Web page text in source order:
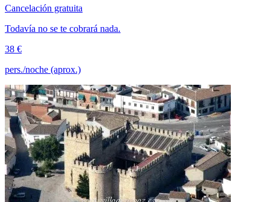
Cancelación gratuita
Todavía no se te cobrará nada.
38 €
pers./noche (aprox.)